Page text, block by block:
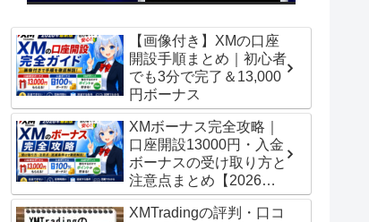
【画像付き】XMの口座
開設手順まとめ｜初心者
でも3分で完了＆13,000
円ボーナス
XMボーナス完全攻略｜
口座開設13000円・入金
ボーナスの受け取り方と
注意点まとめ【2026年
最新版】
XMTradingの評判・口コ